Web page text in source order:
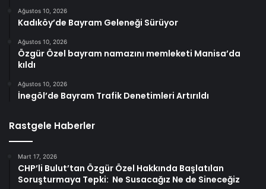
Ağustos 10, 2026
Kadıköy’de Bayram Geleneği Sürüyor
Ağustos 10, 2026
Özgür Özel bayram namazını memleketi Manisa’da
kıldı
Ağustos 10, 2026
İnegöl’de Bayram Trafik Denetimleri Artırıldı
Rastgele Haberler
Mart 17, 2026
CHP’li Bulut’tan Özgür Özel Hakkında Başlatılan
Soruşturmaya Tepki: Ne Susacağız Ne de Sineceğiz